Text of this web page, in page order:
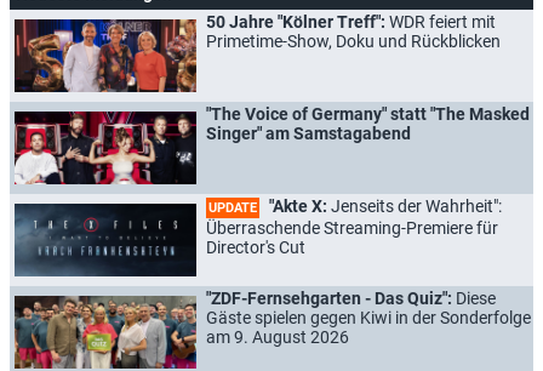
50 Jahre "Kölner Treff": WDR feiert mit
Primetime-Show, Doku und Rückblicken
"The Voice of Germany" statt "The Masked
Singer" am Samstagabend
UPDATE "Akte X: Jenseits der Wahrheit":
Überraschende Streaming-Premiere für
Director's Cut
"ZDF-Fernsehgarten - Das Quiz": Diese
Gäste spielen gegen Kiwi in der Sonderfolge
am 9. August 2026